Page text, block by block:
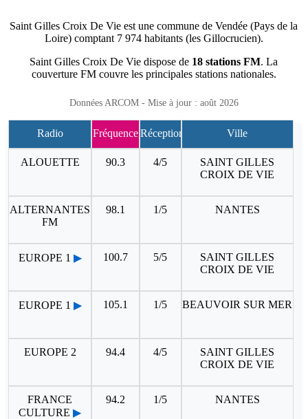
Saint Gilles Croix De Vie est une commune de Vendée (Pays de la
Loire) comptant 7 974 habitants (les Gillocrucien).
Saint Gilles Croix De Vie dispose de 18 stations FM. La
couverture FM couvre les principales stations nationales.
Données ARCOM - Mise à jour : août 2026
Radio FréquenceRéception Ville
ALOUETTE 90.3 4/5
SAINT GILLES
CROIX DE VIE
ALTERNANTES
FM
98.1 1/5 NANTES
EUROPE 1 ▶ 100.7 5/5
SAINT GILLES
CROIX DE VIE
EUROPE 1 ▶ 105.1 1/5 BEAUVOIR SUR MER
EUROPE 2 94.4 4/5
SAINT GILLES
CROIX DE VIE
FRANCE
CULTURE ▶
94.2 1/5 NANTES